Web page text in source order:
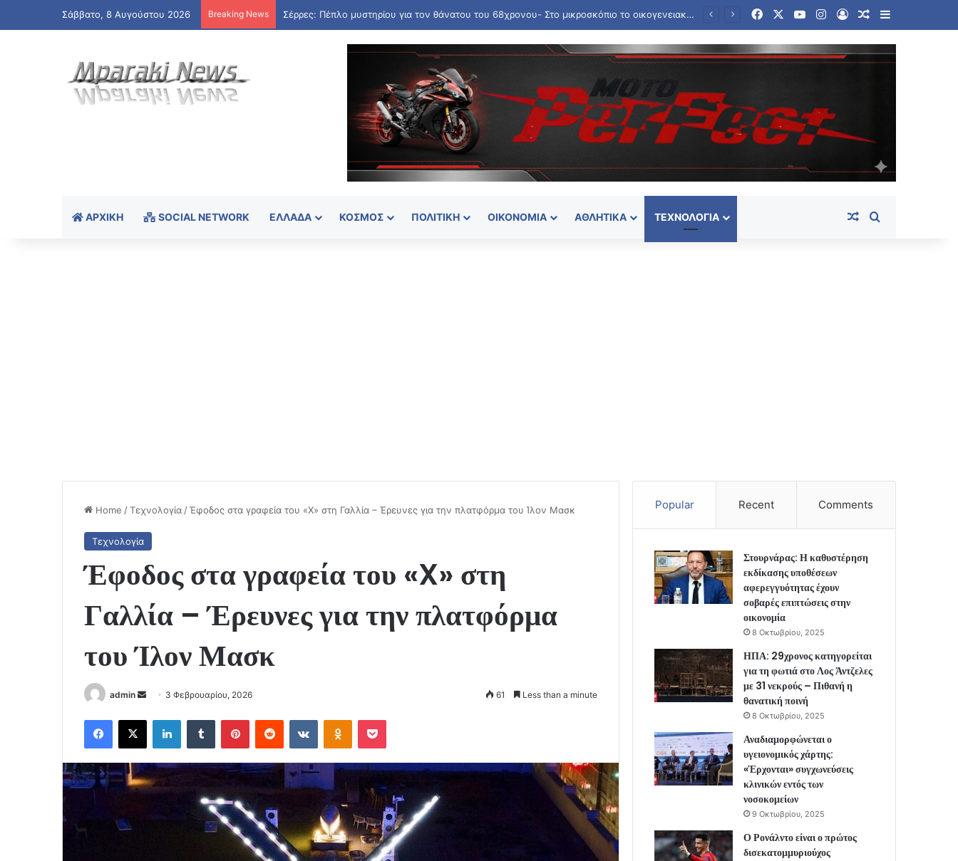
Σάββατο, 8 Αυγούστου 2026 Breaking News Θρίλερ σε γραφείο τελετών στο Σικάγο: Βρέθηκαν σε αποσύνθεση 56 σοροί – Τρωκτικά, σκουλήκια στο χώρο FacebookYouTubeInstagram
Log InRandom Article
Sidebar
ΑΡΧΙΚΉ SOCIAL NETWORK ΕΛΛΆΔΑ ΚΌΣΜΟΣ ΠΟΛΙΤΙΚΉ ΟΙΚΟΝΟΜΊΑ ΑΘΛΗΤΙΚΆ ΤΕΧΝΟΛΟΓΊΑ Random Article
Home /Τεχνολογία /Έφοδος στα γραφεία του «X» στη Γαλλία – Έρευνες για την πλατφόρμα του Ίλον Μασκ
Τεχνολογία
Έφοδος στα γραφεία του «X» στη
Γαλλία – Έρευνες για την πλατφόρμα
του Ίλον Μασκ
admin
Send
email
3 Φεβρουαρίου, 2026 61 Less than a minute
Facebook
X LinkedInTumblr PinterestReddit VKontakteOdnoklassniki
Pocket
Popular Recent Comments
Στουρνάρας: Η καθυστέρηση
εκδίκασης υποθέσεων
αφερεγγυότητας έχουν
σοβαρές επιπτώσεις στην
οικονομία
8 Οκτωβρίου, 2025
ΗΠΑ: 29χρονος κατηγορείται
για τη φωτιά στο Λος Άντζελες
με 31 νεκρούς – Πιθανή η
θανατική ποινή
8 Οκτωβρίου, 2025
Αναδιαμορφώνεται ο
υγειονομικός χάρτης:
«Έρχονται» συγχωνεύσεις
κλινικών εντός των
νοσοκομείων
9 Οκτωβρίου, 2025
Ο Ρονάλντο είναι ο πρώτος
δισεκατομμυριούχος